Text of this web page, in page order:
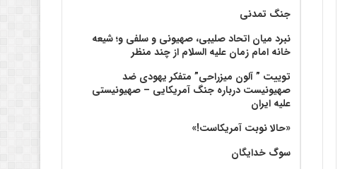
جنگ تمدنی
نبرد میان اتحاد صلیبی، صهیونی و سلفی و؛ شیعه
خانه امام زمان علیه السلام از چند منظر
توییت ” آلون میزراحی” متفکر یهودی ضد
صهیونیست درباره جنگ آمریکایی – صهیونیستی
علیه ایران
«حالا نوبت آمریکاست!»
سوگ خدایگان